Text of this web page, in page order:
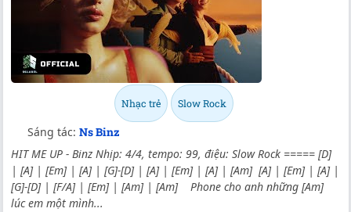
Nhạc trẻ Slow Rock
Sáng tác: Ns Binz
HIT ME UP - Binz Nhịp: 4/4, tempo: 99, điệu: Slow Rock ===== [D]
| [A] | [Em] | [A] | [G]-[D] | [A] | [Em] | [A] | [Am] [A] | [Em] | [A] |
[G]-[D] | [F/A] | [Em] | [Am] | [Am] Phone cho anh những [Am]
lúc em một mình...